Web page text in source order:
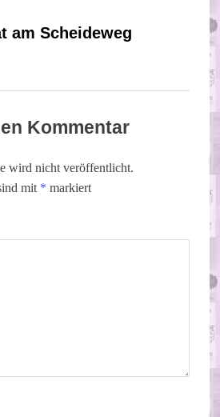
am Scheideweg
Kommentar
wird nicht veröffentlicht.
mit * markiert